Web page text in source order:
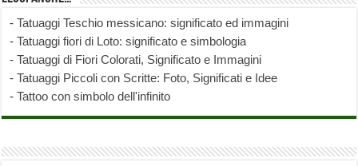
-Tatuaggi Teschio messicano: significato ed immagini
-Tatuaggi fiori di Loto: significato e simbologia
-Tatuaggi di Fiori Colorati, Significato e Immagini
-Tatuaggi Piccoli con Scritte: Foto, Significati e Idee
-Tattoo con simbolo dell'infinito